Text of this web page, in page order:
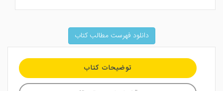
دانلود فهرست مطالب کتاب
توضیحات کتاب